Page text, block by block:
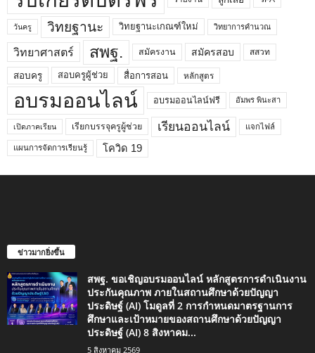
วันครู วิทยฐานะ วิทยฐานะเกณฑ์ใหม่ วิทยาการคำนวณ
วิทยาศาสตร์ สพฐ. สมัครงาน สมัครสอบ สสวท
สอบครู สอบครูผู้ช่วย สื่อการสอน หลักสูตร
อบรมออนไลน์ อบรมออนไลน์ฟรี อัมพร พินะสา
เปิดภาคเรียน เรียกบรรจุครูผู้ช่วย เรียนออนไลน์ แจกไฟล์
แผนการจัดการเรียนรู้ โควิด 19
ข่าวมากยิ่งขึ้น
สพฐ. ขอเชิญอบรมออนไลน์ หลักสูตรการดำเนินงาน
ประกันคุณภาพ ภายในสถานศึกษาด้วยปัญญา
ประดิษฐ์ (AI) โมดูลที่ 2 การกำหนดมาตรฐานการ
ศึกษาและเป้าหมายของสถานศึกษาด้วยปัญญา
ประดิษฐ์ (AI) 8 สิงหาคม...
5 สิงหาคม 2569